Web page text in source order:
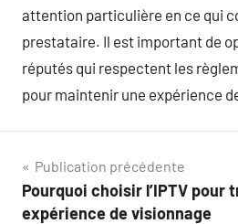
attention particulière en ce qui
prestataire. Il est important de
réputés qui respectent les
pour maintenir une expérience
Navigation
de
Publication précédente
Pourquoi choisir l’IPTV pour
expérience de visionnage